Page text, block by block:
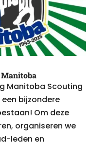
Manitoba
Manitoba Scouting
bijzondere
Om deze
organiseren we
leden en